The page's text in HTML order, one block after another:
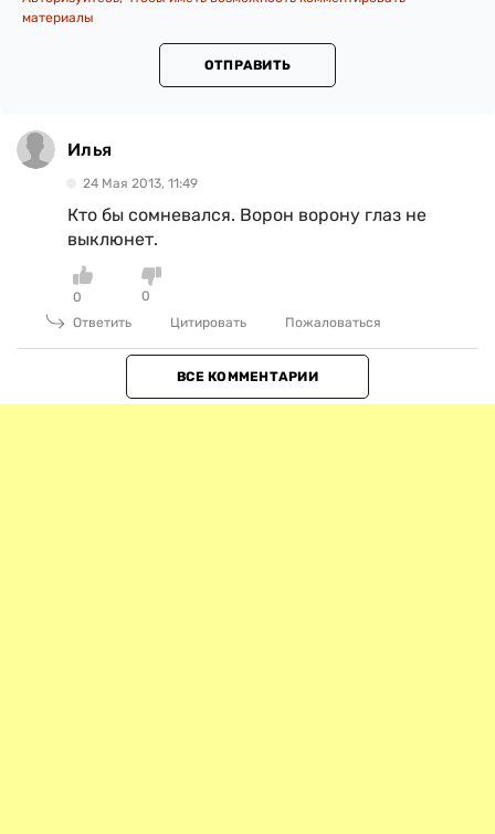
материалы
ОТПРАВИТЬ
Илья
24 Мая 2013, 11:49
Кто бы сомневался. Ворон ворону глаз не
выклюнет.
0
0
Ответить
Цитировать Пожаловаться
ВСЕ КОММЕНТАРИИ